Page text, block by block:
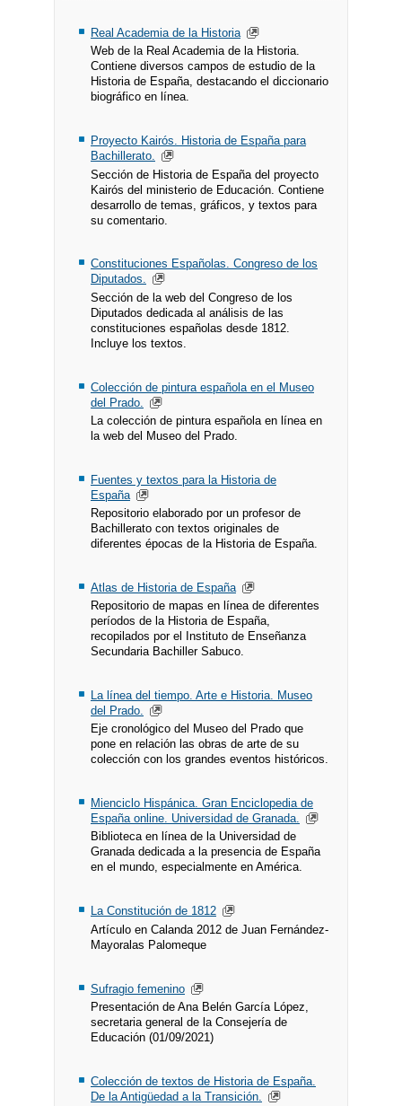
Real Academia de la Historia
Web de la Real Academia de la Historia.
Contiene diversos campos de estudio de la
Historia de España, destacando el diccionario
biográfico en línea.
Proyecto Kairós. Historia de España para
Bachillerato.
Sección de Historia de España del proyecto
Kairós del ministerio de Educación. Contiene
desarrollo de temas, gráficos, y textos para
su comentario.
Constituciones Españolas. Congreso de los
Diputados.
Sección de la web del Congreso de los
Diputados dedicada al análisis de las
constituciones españolas desde 1812.
Incluye los textos.
Colección de pintura española en el Museo
del Prado.
La colección de pintura española en línea en
la web del Museo del Prado.
Fuentes y textos para la Historia de
España
Repositorio elaborado por un profesor de
Bachillerato con textos originales de
diferentes épocas de la Historia de España.
Atlas de Historia de España
Repositorio de mapas en línea de diferentes
períodos de la Historia de España,
recopilados por el Instituto de Enseñanza
Secundaria Bachiller Sabuco.
La línea del tiempo. Arte e Historia. Museo
del Prado.
Eje cronológico del Museo del Prado que
pone en relación las obras de arte de su
colección con los grandes eventos históricos.
Mienciclo Hispánica. Gran Enciclopedia de
España online. Universidad de Granada.
Biblioteca en línea de la Universidad de
Granada dedicada a la presencia de España
en el mundo, especialmente en América.
La Constitución de 1812
Artículo en Calanda 2012 de Juan Fernández-
Mayoralas Palomeque
Sufragio femenino
Presentación de Ana Belén García López,
secretaria general de la Consejería de
Educación (01/09/2021)
Colección de textos de Historia de España.
De la Antigüedad a la Transición.